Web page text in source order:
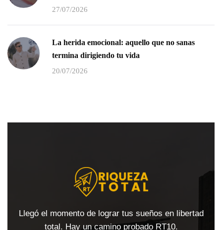
27/07/2026
La herida emocional: aquello que no sanas
termina dirigiendo tu vida
20/07/2026
Llegó el momento de lograr tus sueños en libertad
total. Hay un camino probado RT10.